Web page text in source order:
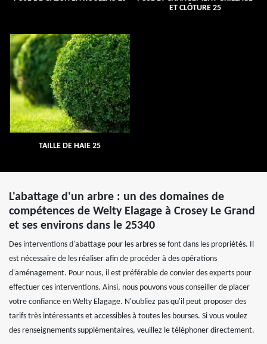
ET CLÔTURE 25
TAILLE DE HAIE 25
L'abattage d'un arbre : un des domaines de
compétences de Welty Elagage à Crosey Le Grand
et ses environs dans le 25340
Des interventions d'abattage pour les arbres se font dans les propriétés. Il
est nécessaire de les réaliser afin de procéder à des opérations
d'aménagement. Pour nous, il est préférable de convier des experts pour
effectuer ces interventions. Ainsi, nous pouvons vous conseiller de placer
votre confiance en Welty Elagage. N'oubliez pas qu'il peut proposer des
tarifs très intéressants et accessibles à toutes les bourses. Si vous voulez
des renseignements supplémentaires, veuillez le téléphoner directement.